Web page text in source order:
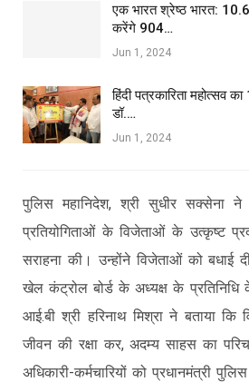
एक भारत श्रेष्ठ भारत:
करेंगे 904…
Jun 1, 2024
हिंदी पत्रकारिता महोत्सव
डॉ.…
Jun 1, 2024
पुलिस महानिदेश, श्री सुधीर सक्सेना
प्रतियोगिताओं के विजेताओं के उत्कृष्ट
सराहना की। उन्होंने विजेताओं को बधाई
खेल कंट्रोल बोर्ड के अध्यक्ष के
आई.बी श्री हरिनाथ मिश्रा ने बताया कि
जीवन की रक्षा कर, अदम्य साहस का
अधिकारी-कर्मचारियों को प्रधानमंत्री